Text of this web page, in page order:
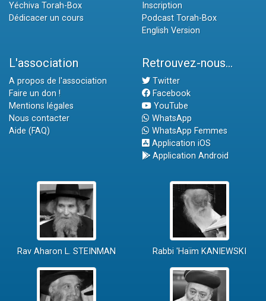
Yéchiva Torah-Box
Dédicacer un cours
Inscription
Podcast Torah-Box
English Version
L'association
A propos de l'association
Faire un don !
Mentions légales
Nous contacter
Aide (FAQ)
Retrouvez-nous...
Twitter
Facebook
YouTube
WhatsApp
WhatsApp Femmes
Application iOS
Application Android
Rav Aharon L. STEINMAN Rabbi 'Haïm KANIEWSKI